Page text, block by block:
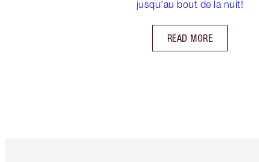
jusqu'au bout de la nuit!
READ MORE